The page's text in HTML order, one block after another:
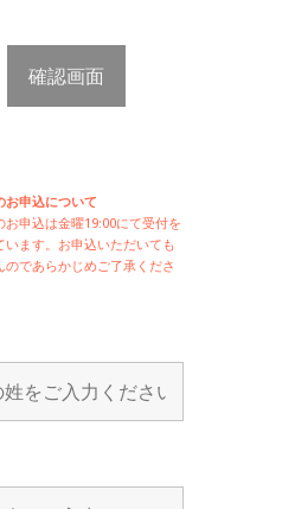
確認画面
お申込について
お申込は金曜19:00にて受付を
ます。お申込いただいても
であらかじめご了承くださ